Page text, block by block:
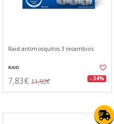
Raid antimosquitos 3 recambios
RAID
7,83€ 11,92€ - 34%